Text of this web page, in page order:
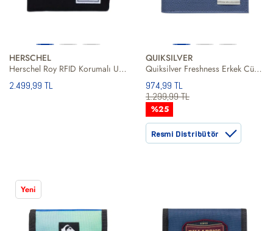
HERSCHEL
Herschel Roy RFID Korumalı Unisex Cüzdan
2.499,99 TL
QUIKSILVER
Quiksilver Freshness Erkek Cüzdan
974,99 TL
1.299,99 TL
%25
Resmi Distribütör
Yeni